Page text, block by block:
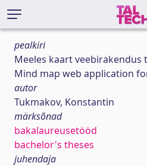
pealkiri
Meeles kaart veebirakendus
Mind map web application
autor
Tukmakov, Konstantin
märksõnad
bakalaureusetööd
bachelor's theses
juhendaja